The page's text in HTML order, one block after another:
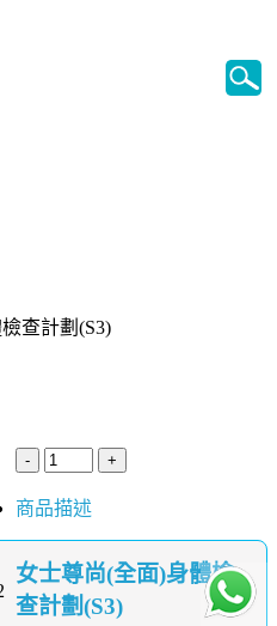
查計劃(S3)
商品描述
女士尊尚(全面)身體檢
查計劃(S3)